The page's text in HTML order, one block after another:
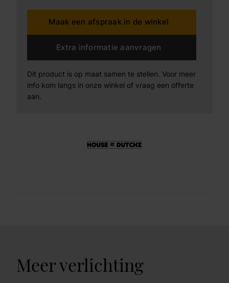
Maak een afspraak in de winkel
Extra informatie aanvragen
Dit product is op maat samen te stellen. Voor meer
info kom langs in onze winkel of vraag een offerte
aan.
Meer verlichting